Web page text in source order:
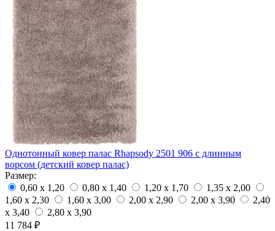
Однотонный ковер палас Rhapsody 2501 906 с длинным
ворсом (детский ковер палас)
Размер:
0,60 x 1,20
0,80 x 1,40 1,20 x 1,70
1,35 x 2,00
1,60 x 2,30
1,60 x 3,00 2,00 x 2,90 2,00 x 3,90
2,40
x 3,40
2,80 x 3,90
11 784 ₽